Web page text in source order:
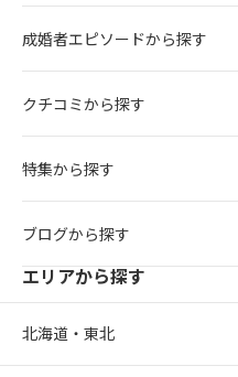
成婚者エピソードから探す
クチコミから探す
特集から探す
ブログから探す
エリアから探す
北海道・東北